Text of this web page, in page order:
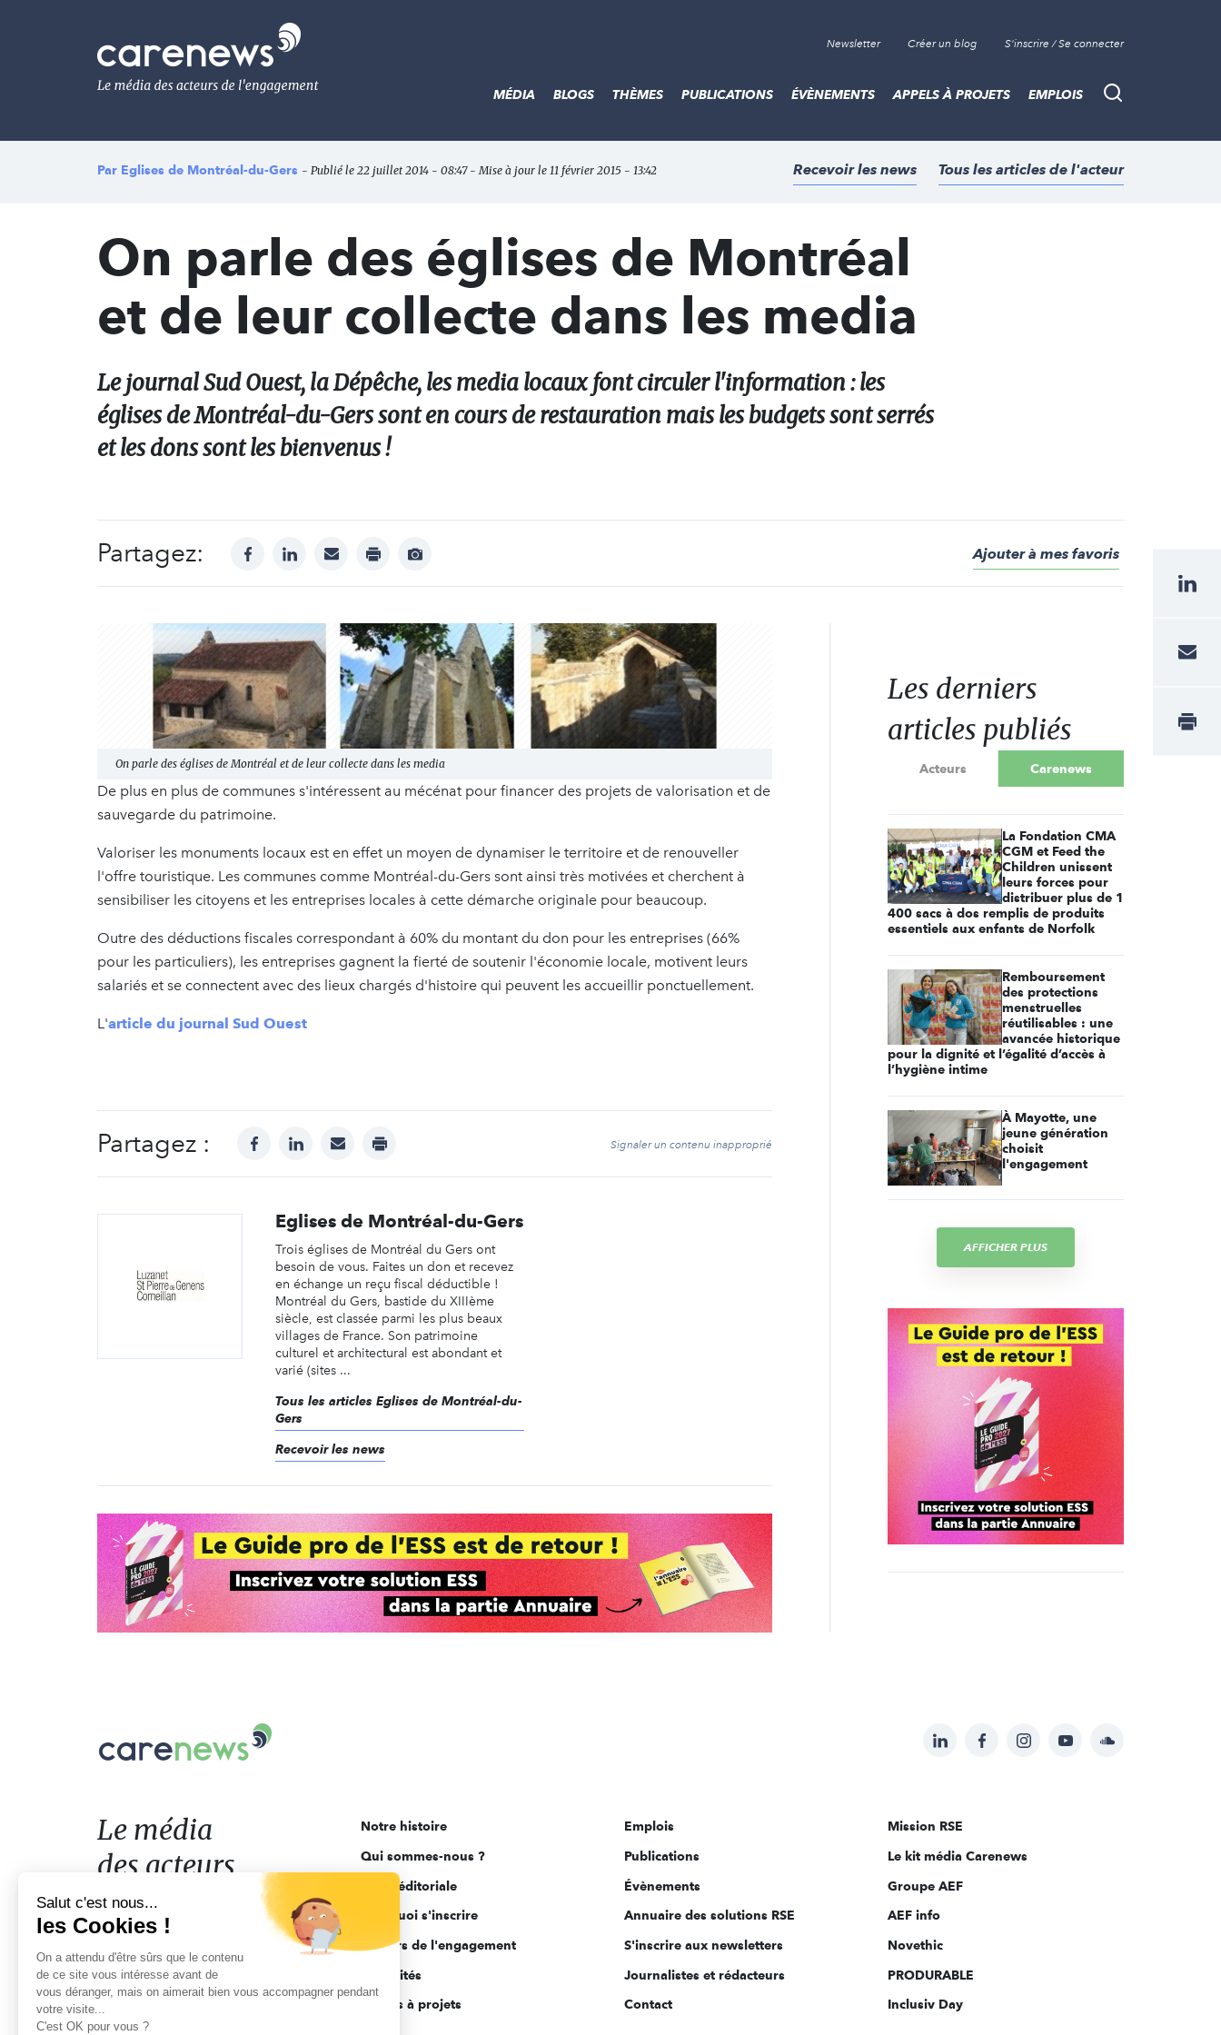
Le
média
de
l'engagement
Newsletter Créer un blog S'inscrire / Se connecter
Recherche
MÉDIA BLOGS THÈMES PUBLICATIONS ÉVÈNEMENTS APPELS À PROJETS EMPLOIS
Par Eglises de Montréal-du-Gers - Publié le 22 juillet 2014 - 08:47 - Mise à jour le 11 février 2015 - 13:42 Recevoir les news Tous les articles de l'acteur
On parle des églises de Montréal
et de leur collecte dans les media
Le journal Sud Ouest, la Dépêche, les media locaux font circuler l'information : les
églises de Montréal-du-Gers sont en cours de restauration mais les budgets sont serrés
et les dons sont les bienvenus !
Partagez: facebooklinkedinmail print
Afficher
Ajouter à mes favoris
On parle des églises de Montréal et de leur collecte dans les media
De plus en plus de communes s'intéressent au mécénat pour financer des projets de valorisation et de
sauvegarde du patrimoine.
Valoriser les monuments locaux est en effet un moyen de dynamiser le territoire et de renouveller
l'offre touristique. Les communes comme Montréal-du-Gers sont ainsi très motivées et cherchent à
sensibiliser les citoyens et les entreprises locales à cette démarche originale pour beaucoup.
Outre des déductions fiscales correspondant à 60% du montant du don pour les entreprises (66%
pour les particuliers), les entreprises gagnent la fierté de soutenir l'économie locale, motivent leurs
salariés et se connectent avec des lieux chargés d'histoire qui peuvent les accueillir ponctuellement.
L'article du journal Sud Ouest
Partagez : facebooklinkedinmail print Signaler un contenu inapproprié
Eglises de Montréal-du-Gers
Trois églises de Montréal du Gers ont
besoin de vous. Faites un don et recevez
en échange un reçu fiscal déductible !
Montréal du Gers, bastide du XIIIème
siècle, est classée parmi les plus beaux
villages de France. Son patrimoine
culturel et architectural est abondant et
varié (sites ...
Tous les articles Eglises de Montréal-du-
Gers
Recevoir les news
Les derniers
articles publiés
Acteurs Carenews
La Fondation CMA
CGM et Feed the
Children unissent
leurs forces pour
distribuer plus de 1
400 sacs à dos remplis de produits
essentiels aux enfants de Norfolk
Remboursement
des protections
menstruelles
réutilisables : une
avancée historique
pour la dignité et l’égalité d’accès à
l’hygiène intime
À Mayotte, une
jeune génération
choisit
l'engagement
AFFICHER PLUS
Suivez-
sur:
LinkedInFacebookInstagramYouTubeSoundcloud
Le
acteurs
de
l'engagement
Le média
des acteurs
de l'engagement
Notre histoire
Qui sommes-nous ?
Ligne éditoriale
Pourquoi s'inscrire
Acteurs de l'engagement
Actualités
Appels à projets
Emplois
Publications
Évènements
Annuaire des solutions RSE
S'inscrire aux newsletters
Journalistes et rédacteurs
Contact
Mission RSE
Le kit média Carenews
Groupe AEF
AEF info
Novethic
PRODURABLE
Inclusiv Day
Salut c'est nous...
les Cookies !
On a attendu d'être sûrs que le contenu
de ce site vous intéresse avant de
vous déranger, mais on aimerait bien vous accompagner pendant
votre visite...
C'est OK pour vous ?